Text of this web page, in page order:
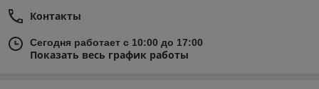
Контакты
Сегодня работает с 10:00 до 17:00
Показать весь график работы